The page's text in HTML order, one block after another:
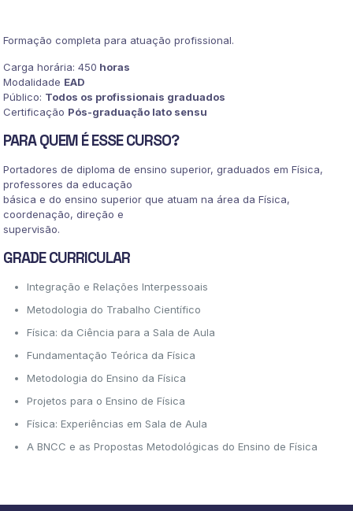
Formação completa para atuação profissional.
Carga horária: 450 horas
Modalidade EAD
Público: Todos os profissionais graduados
Certificação Pós-graduação lato sensu
PARA QUEM É ESSE CURSO?
Portadores de diploma de ensino superior, graduados em Física,
professores da educação
básica e do ensino superior que atuam na área da Física,
coordenação, direção e
supervisão.
GRADE CURRICULAR
Integração e Relações Interpessoais
Metodologia do Trabalho Científico
Física: da Ciência para a Sala de Aula
Fundamentação Teórica da Física
Metodologia do Ensino da Física
Projetos para o Ensino de Física
Física: Experiências em Sala de Aula
A BNCC e as Propostas Metodológicas do Ensino de Física